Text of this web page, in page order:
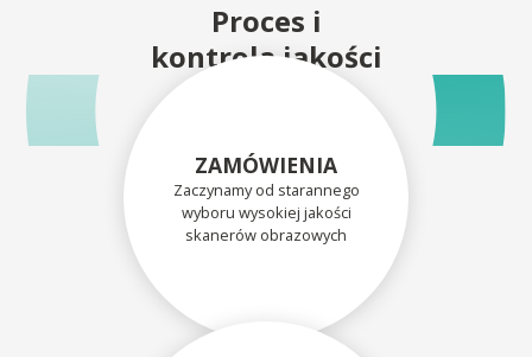
Proces i
kontrola jakości
ZAMÓWIENIA
Zaczynamy od starannego
wyboru wysokiej jakości
skanerów obrazowych